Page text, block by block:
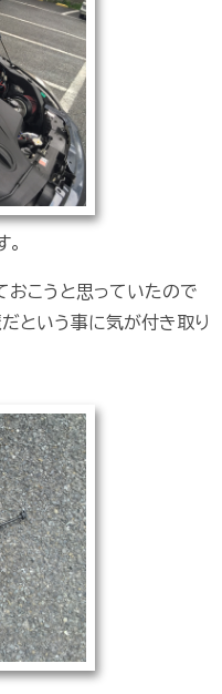
おこうと思っていたので
という事に気が付き取り